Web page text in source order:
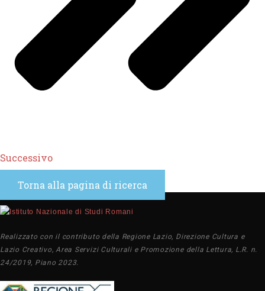
Successivo
Torna alla pagina di ricerca
Realizzato con il contributo della Regione Lazio, Direzione Cultura e
Lazio Creativo, Area Servizi Culturali e Promozione della Lettura, L.R. n.
24/2019, Piano 2023.